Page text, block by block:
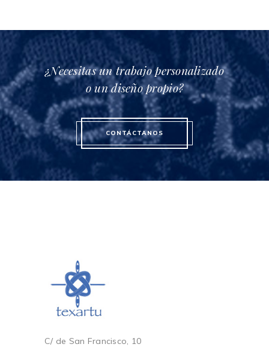
producto
¿Necesitas un trabajo personalizado
o un diseño propio?
CONTÁCTANOS
C/ de San Francisco, 10